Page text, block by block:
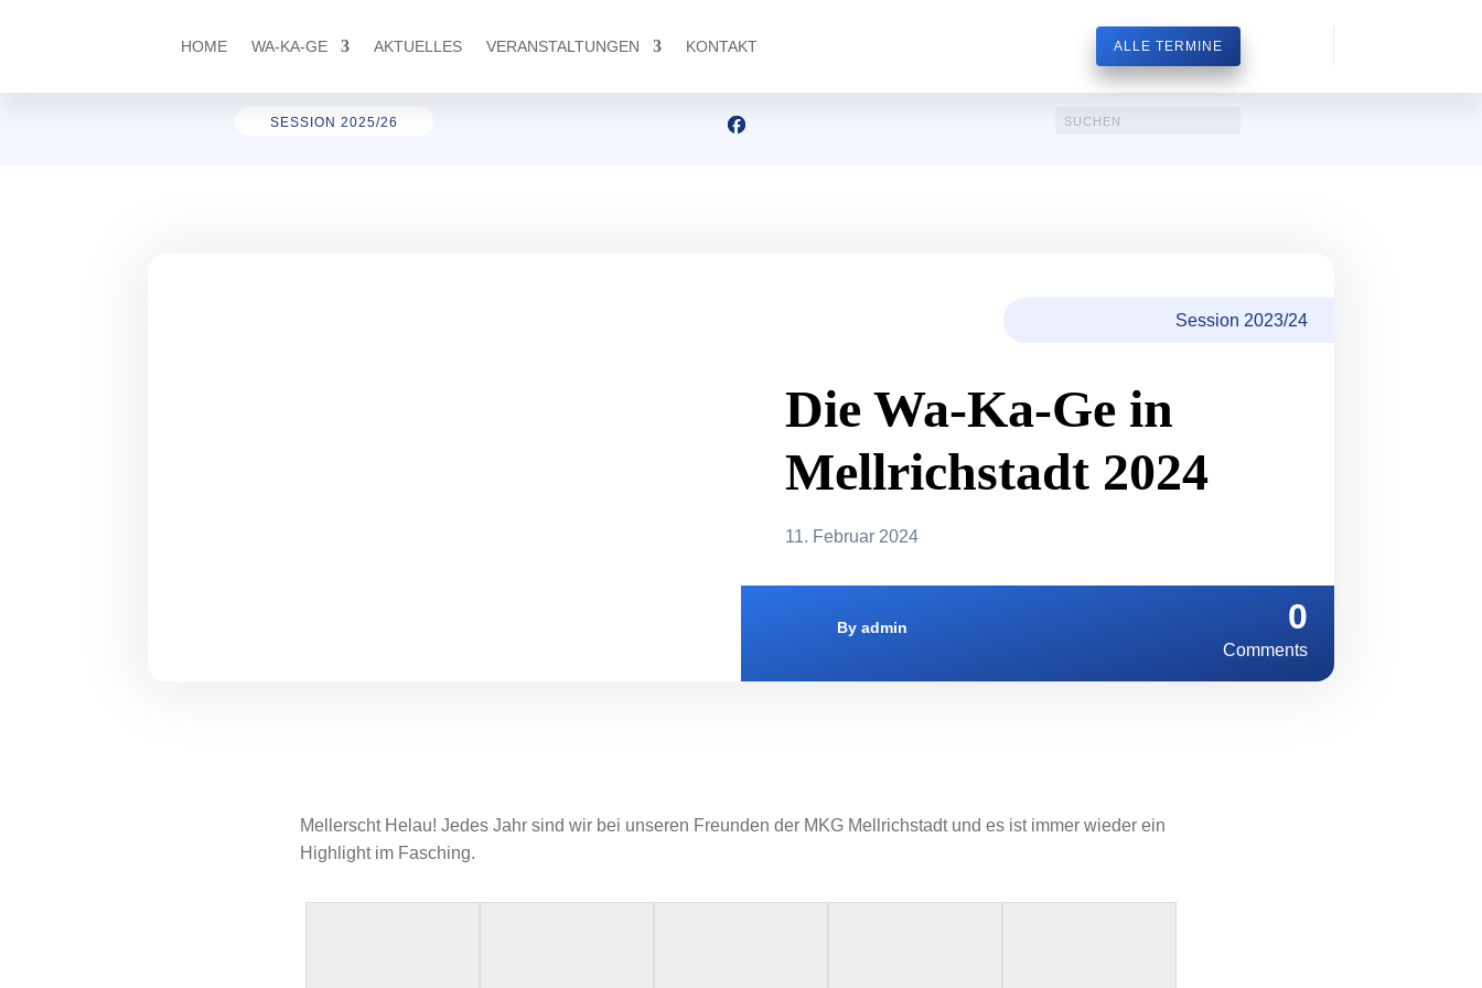
HOME WA-KA-GE AKTUELLES VERANSTALTUNGEN KONTAKT ALLE TERMINE
SESSION 2025/26
Session 2023/24
Die Wa-Ka-Ge in
Mellrichstadt 2024
11. Februar 2024
Byadmin 0
Comments
Mellerscht Helau! Jedes Jahr sind wir bei unseren Freunden der MKG Mellrichstadt und es ist immer wieder ein
Highlight im Fasching.